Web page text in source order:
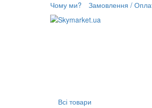
Чому ми? Замовлення /
Всі товари